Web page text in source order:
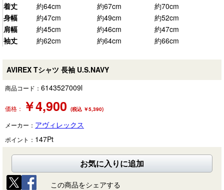
着丈
約64cm 約67cm
約70cm
身幅
約47cm 約49cm
約52cm
肩幅
約45cm 約46cm
約47cm
袖丈
約62cm 約64cm 約66cm
AVIREX Tシャツ 長袖 U.S.NAVY
商品コード： 6143527009l
価格： ￥4,900 (税込 ￥5,390)
メーカー： アヴィレックス
ポイント： 147Pt
お気に入りに追加
この商品をシェアする